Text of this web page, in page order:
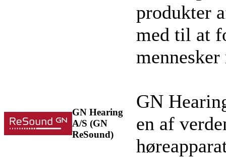
GN Hearing
A/S (GN
ReSound)
produkter
med til at
GN
en af